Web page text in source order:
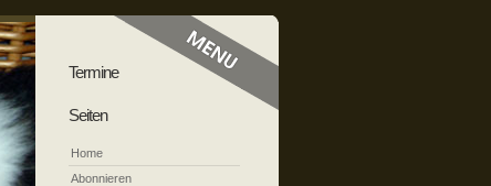
Termine
Seiten
Home
Abonnieren